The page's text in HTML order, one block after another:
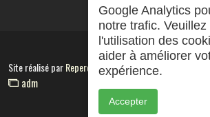
Site réalisé parRepereCom
adm
Google Analytics
notre trafic.
l'utilisation des
aider à améliorer
expérience.
Accepter